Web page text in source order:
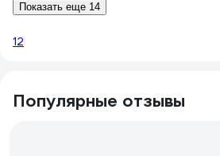
Показать еще 14
12
Популярные отзывы